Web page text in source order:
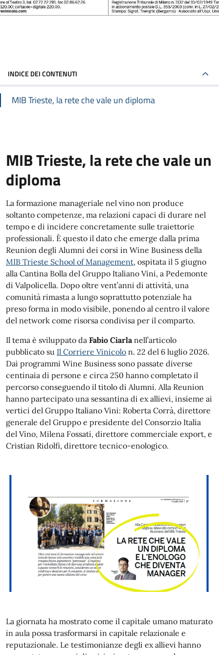
INDICE DEI CONTENUTI
MIB Trieste, la rete che vale un diploma
MIB Trieste, la rete che vale un
diploma
La formazione manageriale nel vino non produce
soltanto competenze, ma relazioni capaci di durare nel
tempo e di incidere concretamente sulle traiettorie
professionali. È questo il dato che emerge dalla prima
Reunion degli Alumni dei corsi in Wine Business della
MIB Trieste School of Management, ospitata il 5 giugno
alla Cantina Bolla del Gruppo Italiano Vini, a Pedemonte
di Valpolicella. Dopo oltre vent’anni di attività, una
comunità rimasta a lungo soprattutto potenziale ha
preso forma in modo visibile, ponendo al centro il valore
del network come risorsa condivisa per il comparto.
Il tema è sviluppato da Fabio Ciarlanell’articolo
pubblicato su Il Corriere Vinicolo n. 22 del 6 luglio 2026.
Dai programmi Wine Business sono passate diverse
centinaia di persone e circa 250 hanno completato il
percorso conseguendo il titolo di Alumni. Alla Reunion
hanno partecipato una sessantina di ex allievi, insieme ai
vertici del Gruppo Italiano Vini: Roberta Corrà, direttore
generale del Gruppo e presidente del Consorzio Italia
del Vino, Milena Fossati, direttore commerciale export, e
Cristian Ridolfi, direttore tecnico-enologico.
La giornata ha mostrato come il capitale umano maturato
in aula possa trasformarsi in capitale relazionale e
reputazionale. Le testimonianze degli ex allievi hanno